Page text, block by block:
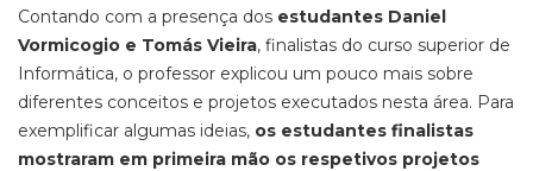
Contando com a presença dos estudantes Daniel
Vormicogio e Tomás Vieira, finalistas do curso superior de
Informática, o professor explicou um pouco mais sobre
diferentes conceitos e projetos executados nesta área. Para
exemplificar algumas ideias, os estudantes finalistas
mostraram em primeira mão os respetivos projetos